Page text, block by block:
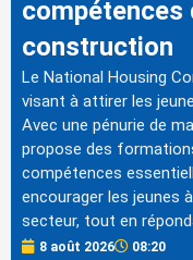
compétences
construction
Le National Housing
visant à attirer les
Avec une pénurie de
propose des
compétences
encourager les jeunes
secteur, tout en
8 août 2026 08:20